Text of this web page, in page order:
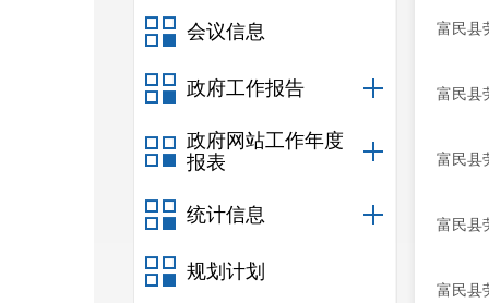
会议信息
政府工作报告
政府网站工作年度
报表
统计信息
规划计划
富民县
富民县
富民县
富民县
富民县